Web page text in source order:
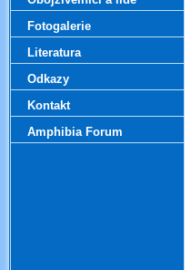
Fotogalerie
Literatura
Odkazy
Kontakt
Amphibia Forum